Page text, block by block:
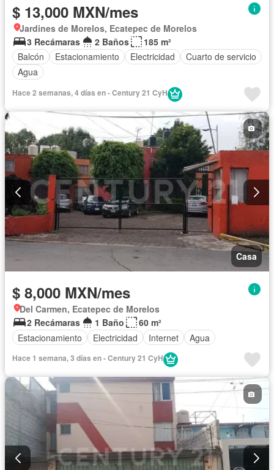
$ 13,000 MXN/mes
Jardines de Morelos, Ecatepec de Morelos
3 Recámaras
2 Baños
185 m²
Balcón
Estacionamiento Electricidad
Cuarto de servicio
Agua
Hace 2 semanas, 4 días en - Century 21 CyH
Casa
$ 8,000 MXN/mes
Del Carmen, Ecatepec de Morelos
2 Recámaras
1 Baño
60 m²
Estacionamiento
Electricidad Internet Agua
Hace 1 semana, 3 días en - Century 21 CyH